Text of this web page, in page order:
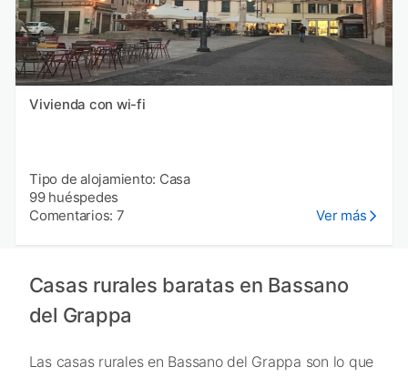
Vivienda con wi-fi
Tipo de alojamiento: Casa
99 huéspedes
Comentarios: 7
Ver más
Casas rurales baratas en Bassano
del Grappa
Las casas rurales en Bassano del Grappa son lo que